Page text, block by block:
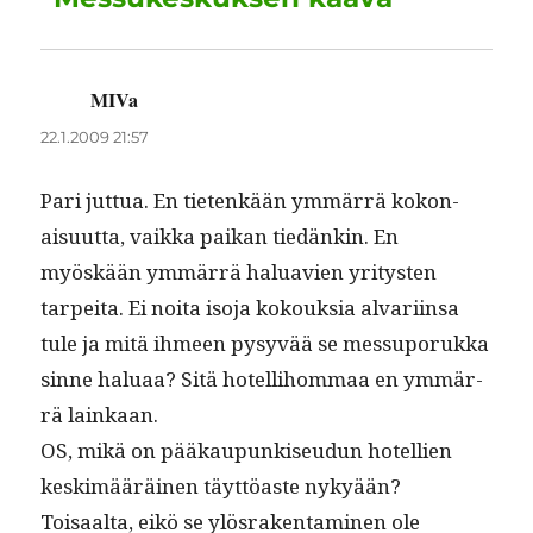
k
MIVa
22.1.2009 21:57
Pari jut­tua. En tietenkään ymmär­rä kokon­
aisu­ut­ta, vaik­ka paikan tiedänkin. En
myöskään ymmär­rä halu­avien yri­tys­ten
tarpei­ta. Ei noi­ta iso­ja kok­ouk­sia alvari­in­sa
tule ja mitä ihmeen pysyvää se mes­su­poruk­ka
sinne halu­aa? Sitä hotel­li­hom­maa en ymmär­
rä lainkaan.
OS, mikä on pääkaupunkiseudun hotel­lien
keskimääräi­nen täyt­töaste nykyään?
Toisaal­ta, eikö se ylös­rak­en­t­a­mi­nen ole